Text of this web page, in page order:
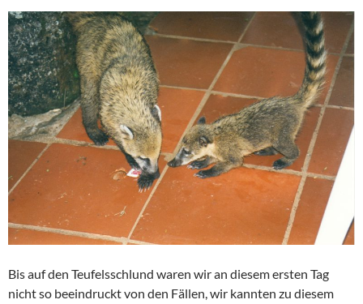
Bis auf den Teufelsschlund waren wir an diesem ersten Tag
nicht so beeindruckt von den Fällen, wir kannten zu diesem